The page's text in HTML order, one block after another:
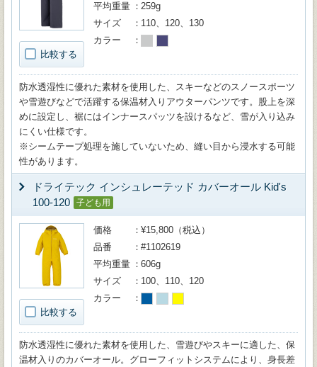
比較する
平均重量
259g
サイズ
110、120、130
カラー
防水透湿性に優れた素材を使用した、スキーなどのスノースポーツ
や雪遊びなどで活躍する保温材入りアウターパンツです。股上を深
めに設定し、裾にはインナースパッツを設けるなど、雪が入り込み
にくい仕様です。
※シームテープ処理を施していないため、縫い目から浸水する可能
性があります。
ドライテック インシュレーテッド カバーオール Kid's
100-120
子ども用
比較する
価格
¥15,800（税込）
品番
#1102619
平均重量
606g
サイズ
100、110、120
カラー
防水透湿性に優れた素材を使用した、雪遊びやスキーに適した、保
温材入りのカバーオール。グローフィットシステムにより、身長差